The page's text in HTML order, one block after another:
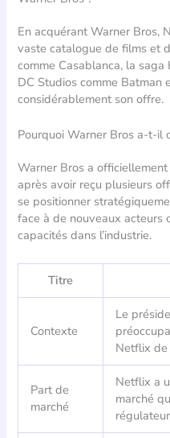
En acquérant Warner Bros,
vaste catalogue de films et
comme Casablanca, la
DC Studios comme Batman
considérablement son offre.
Pourquoi Warner Bros a-t-il
Warner Bros a
après avoir reçu plusieurs
se positionner
face à de nouveaux acteurs
capacités dans l’industrie.
Titre
Contexte
Le
Netflix de
Part de
marché
Netflix a
marché